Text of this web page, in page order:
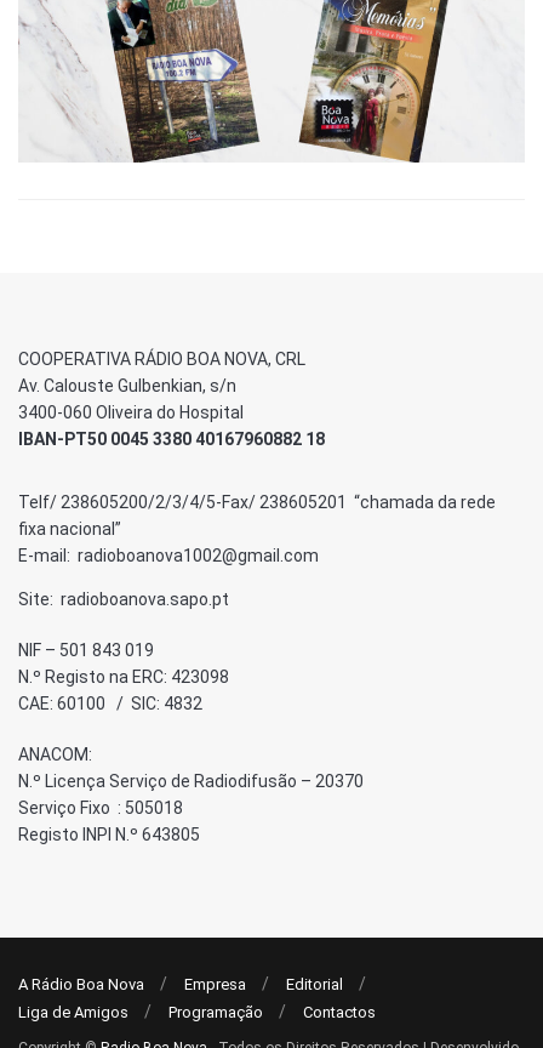
COOPERATIVA RÁDIO BOA NOVA, CRL
Av. Calouste Gulbenkian, s/n
3400-060 Oliveira do Hospital
IBAN-PT50 0045 3380 40167960882 18
Telf/ 238605200/2/3/4/5-Fax/ 238605201 “chamada da rede
fixa nacional”
E-mail: radioboanova1002@gmail.com
Site: radioboanova.sapo.pt
NIF – 501 843 019
N.º Registo na ERC: 423098
CAE: 60100 / SIC: 4832
ANACOM:
N.º Licença Serviço de Radiodifusão – 20370
Serviço Fixo : 505018
Registo INPI N.º 643805
A Rádio Boa Nova Empresa
Editorial
Liga de Amigos
Programação Contactos